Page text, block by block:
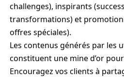
challenges), inspirants
transformations) et
offres spéciales).
Les contenus générés par les
constituent une mine d’or
Encouragez vos clients à